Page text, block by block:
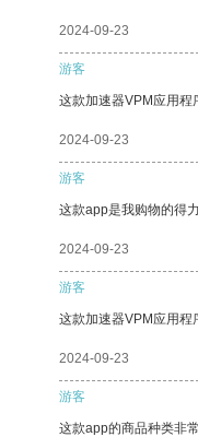
2024-09-23
游客
这款加速器VPM应用程
2024-09-23
游客
这款app是我购物的得
2024-09-23
游客
这款加速器VPM应用程
2024-09-23
游客
这款app的商品种类非